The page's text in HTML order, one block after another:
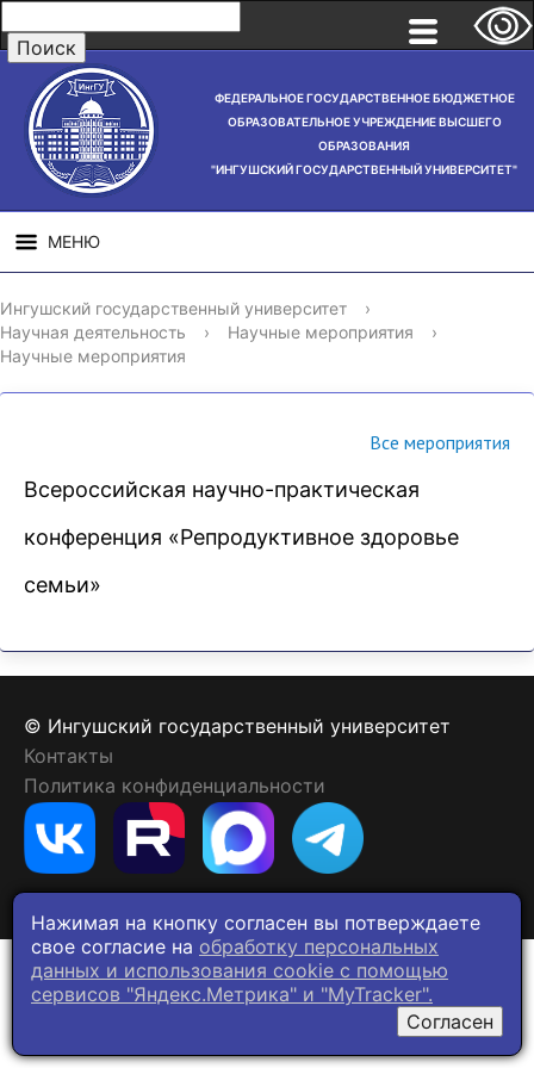
ФЕДЕРАЛЬНОЕ ГОСУДАРСТВЕННОЕ БЮДЖЕТНОЕ
ОБРАЗОВАТЕЛЬНОЕ УЧРЕЖДЕНИЕ ВЫСШЕГО
ОБРАЗОВАНИЯ
"ИНГУШСКИЙ ГОСУДАРСТВЕННЫЙ УНИВЕРСИТЕТ"
МЕНЮ
СВЕДЕНИЯ ОБ
ОБРАЗОВАТЕЛЬНОЙ
ОРГАНИЗАЦИИ
НАУЧНАЯ
ДЕЯТЕЛЬНОСТЬ
Ингушский государственный университет
›
Научная деятельность
› Научные мероприятия
›
Научные мероприятия
Все мероприятия
Всероссийская научно-практическая
конференция «Репродуктивное здоровье
семьи»
© Ингушский государственный университет
Контакты
Политика конфиденциальности
Нажимая на кнопку согласен вы потверждаете
свое согласие на обработку персональных
данных и использования cookie c помощью
сервисов "Яндекс.Метрика" и "MyTracker".
Согласен